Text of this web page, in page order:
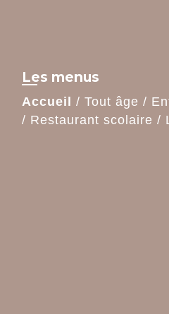
Les menus
Accueil / Tout âge /
/ Restaurant scolaire /